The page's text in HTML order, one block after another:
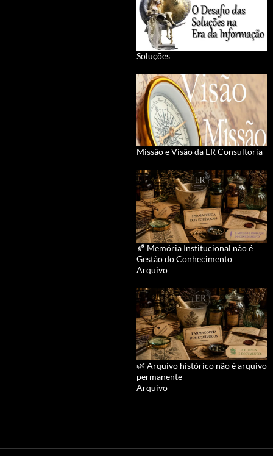
Soluções
Missão e Visão da ER Consultoria
🍂 Memória Institucional não é
Gestão do Conhecimento
Arquivo
🌿 Arquivo histórico não é arquivo
permanente
Arquivo